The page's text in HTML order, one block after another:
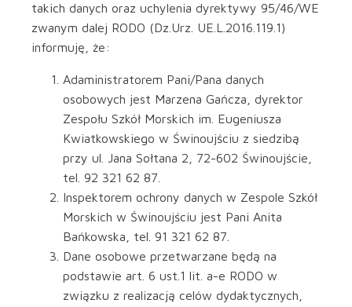
takich danych oraz uchylenia dyrektywy 95/46/WE
zwanym dalej RODO (Dz.Urz. UE.L.2016.119.1)
informuję, że:
Adaministratorem Pani/Pana danych
osobowych jest Marzena Gańcza, dyrektor
Zespołu Szkół Morskich im. Eugeniusza
Kwiatkowskiego w Świnoujściu z siedzibą
przy ul. Jana Sołtana 2, 72-602 Świnoujście,
tel. 92 321 62 87.
Inspektorem ochrony danych w Zespole Szkół
Morskich w Świnoujściu jest Pani Anita
Bańkowska, tel. 91 321 62 87.
Dane osobowe przetwarzane będą na
podstawie art. 6 ust.1 lit. a-e RODO w
związku z realizacją celów dydaktycznych,